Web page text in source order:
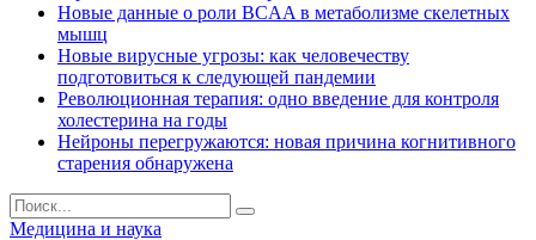
Новые данные о роли BCAA в метаболизме скелетных
мышц
Новые вирусные угрозы: как человечеству
подготовиться к следующей пандемии
Революционная терапия: одно введение для контроля
холестерина на годы
Нейроны перегружаются: новая причина когнитивного
старения обнаружена
Медицина и наука